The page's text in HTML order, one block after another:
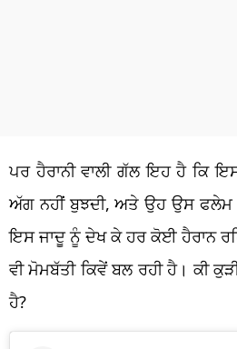
ਪਰ ਹੈਰਾਨੀ ਵਾਲੀ ਗੱਲ ਇਹ ਹੈ ਕਿ
ਅੱਗ ਨਹੀਂ ਬੁਝਦੀ, ਅਤੇ ਉਹ ਉਸ ਫਲੇਮ
ਇਸ ਜਾਦੂ ਨੂੰ ਦੇਖ ਕੇ ਹਰ ਕੋਈ ਹੈਰਾਨ
ਵੀ ਮੋਮਬੱਤੀ ਕਿਵੇਂ ਬਲ ਰਹੀ ਹੈ। ਕੀ
ਹੈ?